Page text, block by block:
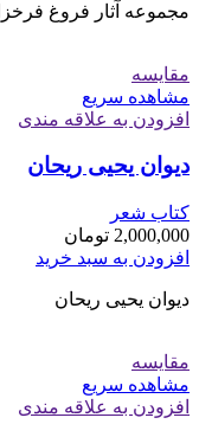
مجموعه آثار فروغ
مقایسه
مشاهده سریع
افزودن به علاقه مندی
دیوان یحیی ریحان
کتاب شعر
2,000,000 تومان
افزودن به سبد خرید
دیوان یحیی ریحان
مقایسه
مشاهده سریع
افزودن به علاقه مندی